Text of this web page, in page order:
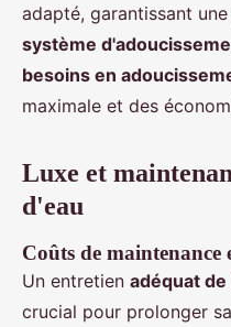
adapté, garantissant
système
besoins en
maximale et des
Luxe et
d'eau
Coûts de maintenance
Un entretien adéquat
crucial pour prolonger